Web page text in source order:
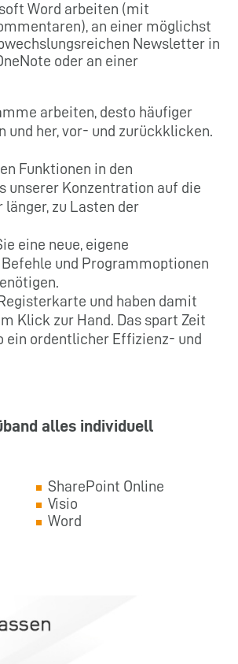
Word arbeiten (mit
an einer möglichst
Newsletter in
oder an einer
arbeiten, desto häufiger
und her, vor- und zurückklicken.
Funktionen in den
unserer Konzentration auf die
zu Lasten der
eine neue, eigene
und Programmoptionen
und haben damit
Klick zur Hand. Das spart Zeit
ein ordentlicher Effizienz- und
alles individuell
SharePoint Online
Visio
Word